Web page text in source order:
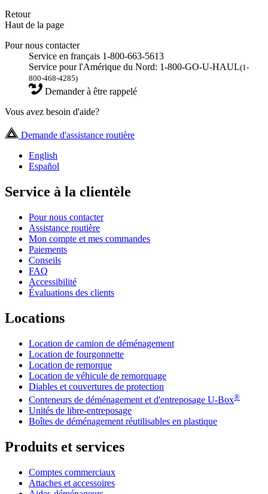
Retour
Haut de la page
Pour nous contacter
Service en français 1-800-663-5613
Service pour l'Amérique du Nord: 1-800-GO-U-HAUL(1-
800-468-4285)
Demander à être rappelé
Vous avez besoin d'aide?
Demande d'assistance routière
English
Español
Service à la clientèle
Pour nous contacter
Assistance routière
Mon compte et mes commandes
Paiements
Conseils
FAQ
Accessibilité
Évaluations des clients
Locations
Location de camion de déménagement
Location de fourgonnette
Location de remorque
Location de véhicule de remorquage
Diables et couvertures de protection
Conteneurs de déménagement et d'entreposage U-Box®
Unités de libre-entreposage
Boîtes de déménagement réutilisables en plastique
Produits et services
Comptes commerciaux
Attaches et accessoires